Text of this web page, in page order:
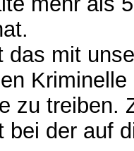
das mit
zu treiben.
bei der auf